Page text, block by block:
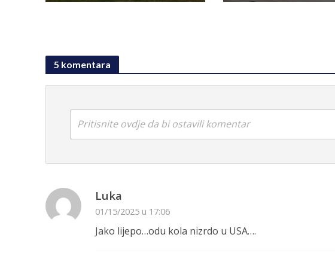
5 komentara
Pritisnite ovdje da bi ostavili komentar
Luka
01/15/2025 u 17:06
Jako lijepo…odu kola nizrdo u USA….